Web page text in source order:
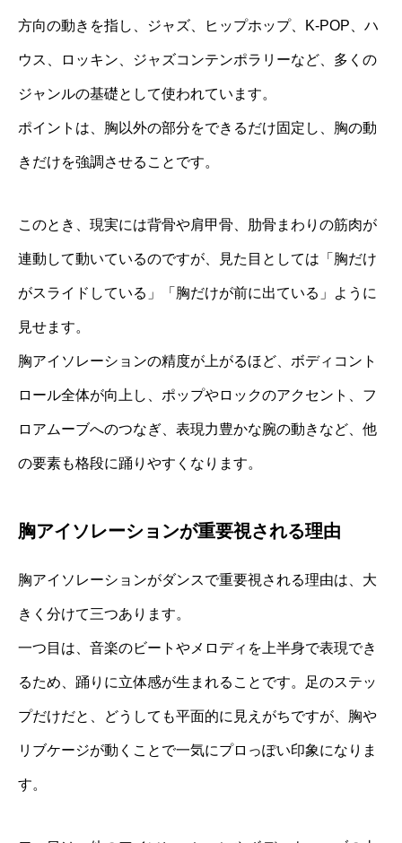
方向の動きを指し、ジャズ、ヒップホップ、K-POP、ハ
ウス、ロッキン、ジャズコンテンポラリーなど、多くの
ジャンルの基礎として使われています。
ポイントは、胸以外の部分をできるだけ固定し、胸の動
きだけを強調させることです。
このとき、現実には背骨や肩甲骨、肋骨まわりの筋肉が
連動して動いているのですが、見た目としては「胸だけ
がスライドしている」「胸だけが前に出ている」ように
見せます。
胸アイソレーションの精度が上がるほど、ボディコント
ロール全体が向上し、ポップやロックのアクセント、フ
ロアムーブへのつなぎ、表現力豊かな腕の動きなど、他
の要素も格段に踊りやすくなります。
胸アイソレーションが重要視される理由
胸アイソレーションがダンスで重要視される理由は、大
きく分けて三つあります。
一つ目は、音楽のビートやメロディを上半身で表現でき
るため、踊りに立体感が生まれることです。足のステッ
プだけだと、どうしても平面的に見えがちですが、胸や
リブケージが動くことで一気にプロっぽい印象になりま
す。